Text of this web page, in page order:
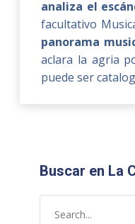
analiza el
facultativo
panorama
aclara la agria
puede ser
Buscar en La